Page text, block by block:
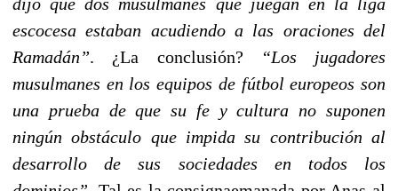
escocesa estaban acudiendo a las oraciones del
Ramadán”. ¿La conclusión?
“Los jugadores
musulmanes en los equipos de fútbol europeos son
una prueba de que su fe y cultura no suponen
ningún obstáculo que impida su contribución al
desarrollo de sus sociedades en todos los